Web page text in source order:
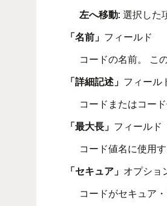
左へ移動: 選択した
「名前」 フィールド
コードの名前。 こ
「詳細記述」 フィール
コードまたはコード
「最大長」 フィールド
コード値名に使用
「セキュア」 オプショ
コードがセキュア